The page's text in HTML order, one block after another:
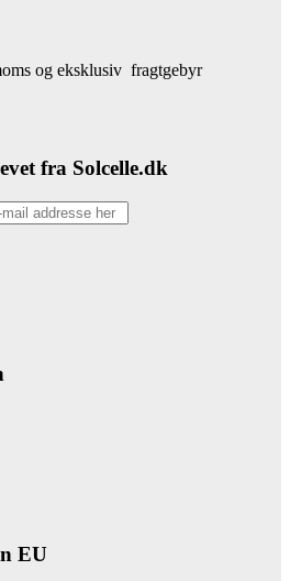
og eksklusiv fragtgebyr
fra Solcelle.dk
EU